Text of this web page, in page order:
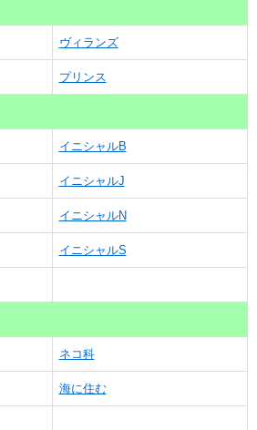
ヴィランズ
プリンス
イニシャルB
イニシャルJ
イニシャルN
イニシャルS
ネコ科
海に住む